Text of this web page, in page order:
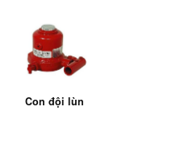
Con đội lùn